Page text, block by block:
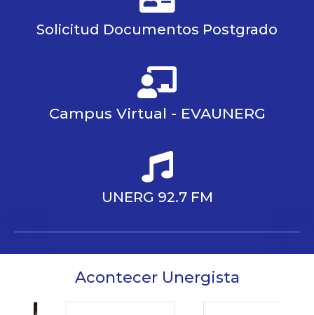
Solicitud Documentos Postgrado
Campus Virtual - EVAUNERG
UNERG 92.7 FM
Acontecer Unergista